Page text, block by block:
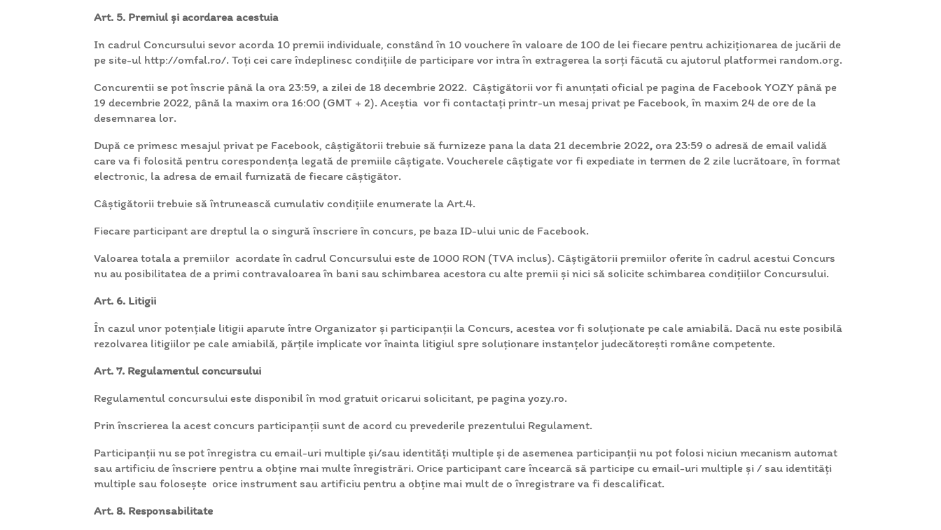
Art. 5. Premiul și acordarea acestuia
In cadrul Concursului sevor acorda 10 premii individuale, constând în 10 vouchere în valoare de 100 de lei fiecare pentru achiziționarea de jucării de
pe site-ul http://omfal.ro/. Toți cei care îndeplinesc condițiile de participare vor intra în extragerea la sorți făcută cu ajutorul platformei random.org.
Concurentii se pot înscrie până la ora 23:59, a zilei de 18 decembrie 2022. Câștigătorii vor fi anunțati oficial pe pagina de Facebook YOZY până pe
19 decembrie 2022, până la maxim ora 16:00 (GMT + 2). Aceștia vor fi contactați printr-un mesaj privat pe Facebook, în maxim 24 de ore de la
desemnarea lor.
După ce primesc mesajul privat pe Facebook, câștigătorii trebuie să furnizeze pana la data 21 decembrie 2022,ora 23:59 o adresă de email validă
care va fi folosită pentru corespondența legată de premiile câștigate. Voucherele câștigate vor fi expediate in termen de 2 zile lucrătoare, în format
electronic, la adresa de email furnizată de fiecare câștigător.
Câștigătorii trebuie să întrunească cumulativ condițiile enumerate la Art.4.
Fiecare participant are dreptul la o singură înscriere în concurs, pe baza ID-ului unic de Facebook.
Valoarea totala a premiilor acordate în cadrul Concursului este de 1000 RON (TVA inclus). Câștigătorii premiilor oferite în cadrul acestui Concurs
nu au posibilitatea de a primi contravaloarea în bani sau schimbarea acestora cu alte premii și nici să solicite schimbarea condițiilor Concursului.
Art. 6. Litigii
În cazul unor potențiale litigii aparute între Organizator și participanții la Concurs, acestea vor fi soluţionate pe cale amiabilă. Dacă nu este posibilă
rezolvarea litigiilor pe cale amiabilă, părțile implicate vor înainta litigiul spre soluționare instanțelor judecătorești române competente.
Art. 7. Regulamentul concursului
Regulamentul concursului este disponibil în mod gratuit oricarui solicitant, pe pagina yozy.ro.
Prin înscrierea la acest concurs participanţii sunt de acord cu prevederile prezentului Regulament.
Participanții nu se pot înregistra cu email-uri multiple și/sau identități multiple și de asemenea participanții nu pot folosi niciun mecanism automat
sau artificiu de înscriere pentru a obține mai multe înregistrări. Orice participant care încearcă să participe cu email-uri multiple și / sau identități
multiple sau folosește orice instrument sau artificiu pentru a obține mai mult de o înregistrare va fi descalificat.
Art. 8. Responsabilitate